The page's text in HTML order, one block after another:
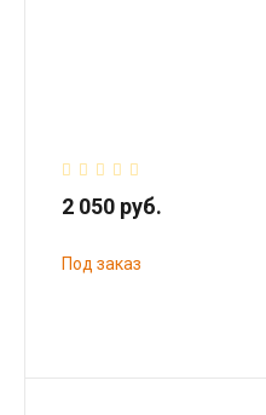
2 050 руб.
Под заказ